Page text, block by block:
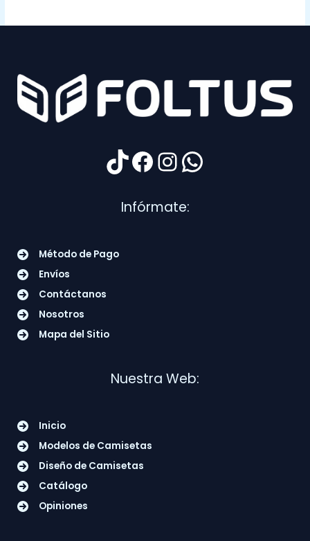
TikTok
Facebook
Instagram
WhatsApp
Infórmate:
Método de Pago
Envíos
Contáctanos
Nosotros
Mapa del Sitio
Nuestra Web:
Inicio
Modelos de Camisetas
Diseño de Camisetas
Catálogo
Opiniones